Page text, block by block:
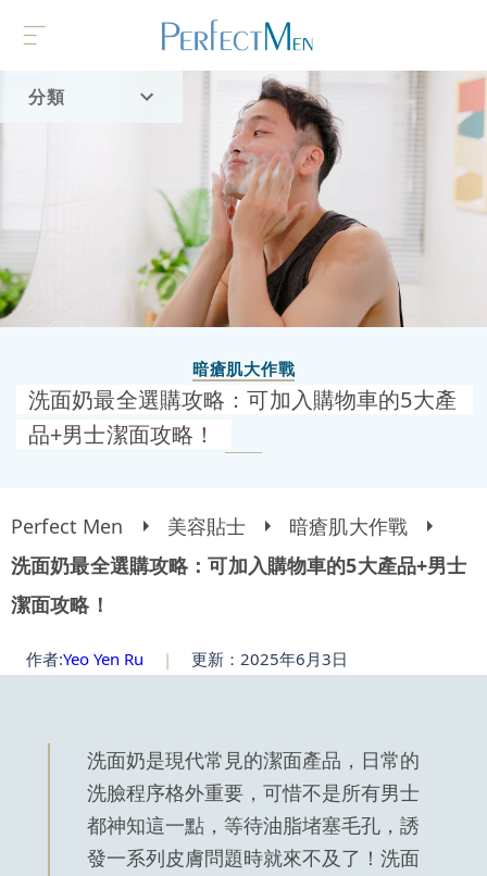
分類
暗瘡肌大作戰
洗面奶最全選購攻略：可加入購物車的5大產
品+男士潔面攻略！
Perfect Men 美容貼士
暗瘡肌大作戰
洗面奶最全選購攻略：可加入購物車的5大產品+男士
潔面攻略！
作者:Yeo Yen Ru | 更新：2025年6月3日
洗面奶是現代常見的潔面產品，日常的
洗臉程序格外重要，可惜不是所有男士
都神知這一點，等待油脂堵塞毛孔，誘
發一系列皮膚問題時就來不及了！洗面